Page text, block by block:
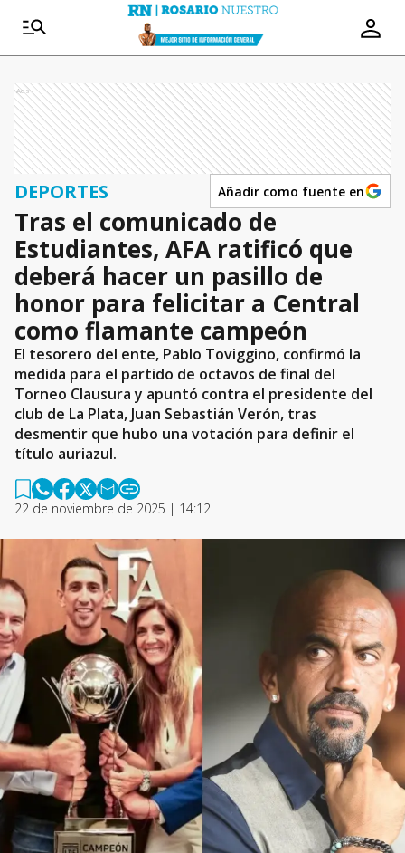
Ads
DEPORTES Añadir como fuente en
Tras el comunicado de
Estudiantes, AFA ratificó que
deberá hacer un pasillo de
honor para felicitar a Central
como flamante campeón
El tesorero del ente, Pablo Toviggino, confirmó la
medida para el partido de octavos de final del
Torneo Clausura y apuntó contra el presidente del
club de La Plata, Juan Sebastián Verón, tras
desmentir que hubo una votación para definir el
título auriazul.
22 de noviembre de 2025 | 14:12